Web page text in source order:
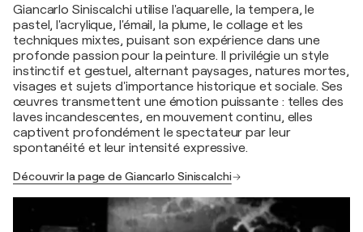
Giancarlo Siniscalchi utilise l'aquarelle, la tempera, le
pastel, l'acrylique, l'émail, la plume, le collage et les
techniques mixtes, puisant son expérience dans une
profonde passion pour la peinture. Il privilégie un style
instinctif et gestuel, alternant paysages, natures mortes,
visages et sujets d'importance historique et sociale. Ses
œuvres transmettent une émotion puissante : telles des
laves incandescentes, en mouvement continu, elles
captivent profondément le spectateur par leur
spontanéité et leur intensité expressive.
Découvrir la page de Giancarlo Siniscalchi